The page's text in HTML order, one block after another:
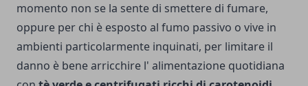
momento non se la sente di smette­re di fumare,
oppure per chi è esposto al fumo passivo o vive in
ambienti particolarmente inquinati, per limitare il
danno è bene arricchire l' alimentazione quotidiana